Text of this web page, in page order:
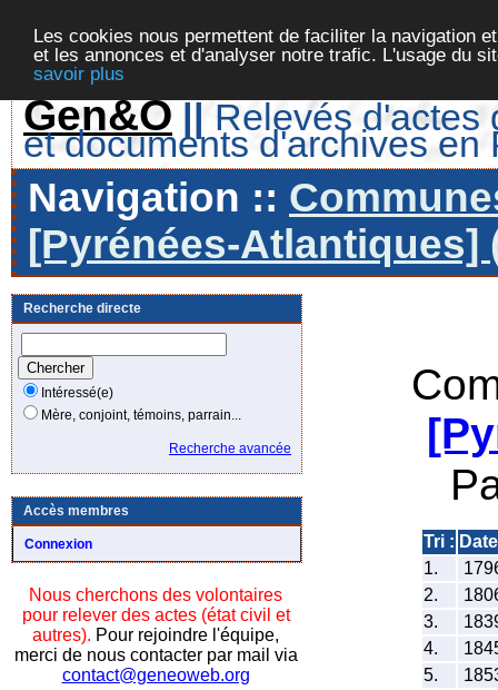
Les cookies nous permettent de faciliter la navigation
et les annonces et d'analyser notre trafic. L'usage du
savoir plus
Gen&O || Relevés d'actes
et documents d'archives en
Navigation ::
[Pyrénées-Atlantiques]
Recherche directe
Intéressé(e)
Mère, conjoint, témoins, parrain...
Recherche avancée
Accès membres
Connexion
Nous cherchons des volontaires
pour relever des actes (état civil et
autres). Pour rejoindre l'équipe,
merci de nous contacter par mail via
contact@geneoweb.org
Tri :
1.
2.
3.
4.
5.